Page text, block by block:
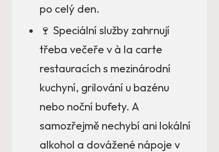
po celý den.
🍷 Speciální služby zahrnují
třeba večeře v à la carte
restauracích s mezinárodní
kuchyní, grilování u bazénu
nebo noční bufety. A
samozřejmě nechybí ani lokální
alkohol a dovážené nápoje v